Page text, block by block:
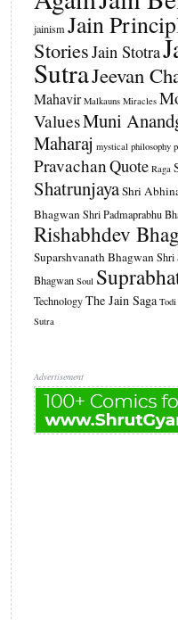
jainism Jain
StoriesJain Stotra
SutraJeevan
Mahavir Malkauns Miracles
ValuesMuni
Maharaj mystical philosophy
PravachanQuote Raga
ShatrunjayaShri
BhagwanShri Padmaprabhu
Rishabhdev
Suparshvanath BhagwanShri
Bhagwan Soul
TechnologyThe Jain Saga Todi
Sutra
Advertisement